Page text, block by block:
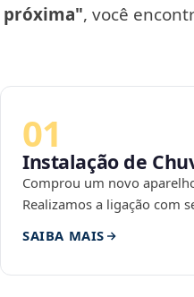
próxima", você
01
Instalação de
Comprou um novo
Realizamos a ligação com
SAIBA MAIS